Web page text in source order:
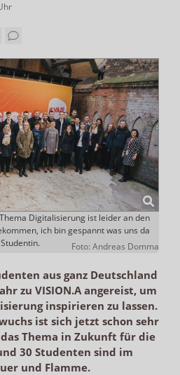
Digitalisierung ist leider an den
ich bin gespannt was uns da
Foto: Andreas Domma
aus ganz Deutschland
zu VISION.A angereist, um
inspirieren zu lassen.
ist sich jetzt schon sehr
Thema in Zukunft für die
30 Studenten sind im
und Flamme.